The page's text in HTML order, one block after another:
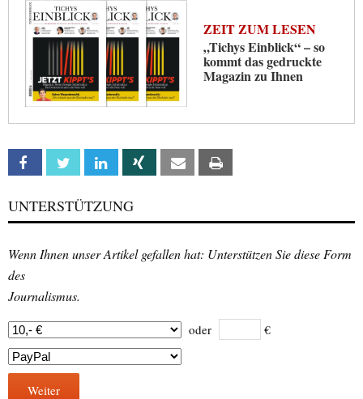
ZEIT ZUM LESEN
„Tichys Einblick“ – so
kommt das gedruckte
Magazin zu Ihnen
Facebook Twitter Linkedin Xing Email
UNTERSTÜTZUNG
Wenn Ihnen unser Artikel gefallen hat: Unterstützen Sie diese Form
des
Journalismus.
oder €
Weiter